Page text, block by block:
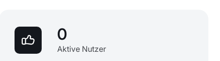
0
Aktive Nutzer